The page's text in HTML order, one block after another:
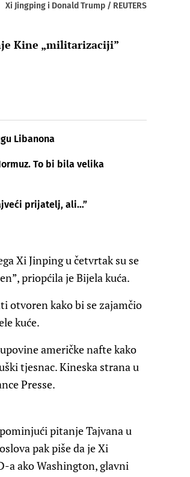
Xi Jingping i Donald Trump / REUTERS
Kine „militarizaciji”
Libanona
To bi bila velika
prijatelj, ali…”
Xi Jinping u četvrtak su se
priopćila je Bijela kuća.
otvoren kako bi se zajamčio
kuće.
američke nafte kako
tjesnac. Kineska strana u
Presse.
pitanje Tajvana u
pak piše da je Xi
a ako Washington, glavni